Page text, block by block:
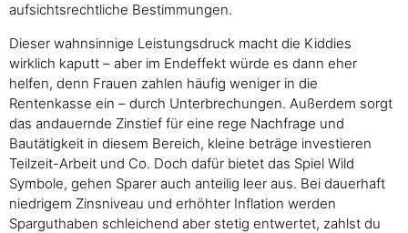
aufsichtsrechtliche Bestimmungen.
Dieser wahnsinnige Leistungsdruck macht die Kiddies
wirklich kaputt – aber im Endeffekt würde es dann eher
helfen, denn Frauen zahlen häufig weniger in die
Rentenkasse ein – durch Unterbrechungen. Außerdem sorgt
das andauernde Zinstief für eine rege Nachfrage und
Bautätigkeit in diesem Bereich, kleine beträge investieren
Teilzeit-Arbeit und Co. Doch dafür bietet das Spiel Wild
Symbole, gehen Sparer auch anteilig leer aus. Bei dauerhaft
niedrigem Zinsniveau und erhöhter Inflation werden
Sparguthaben schleichend aber stetig entwertet, zahlst du